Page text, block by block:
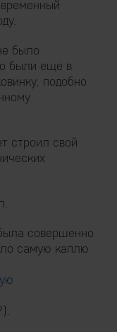
было
были еще в
подобно
строил свой
совершенно
самую каплю